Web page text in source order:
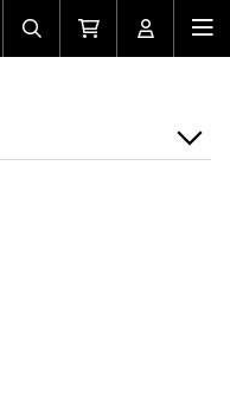
Avaa/sulje
haku
Siirry
ostoskoriin
Avaa/